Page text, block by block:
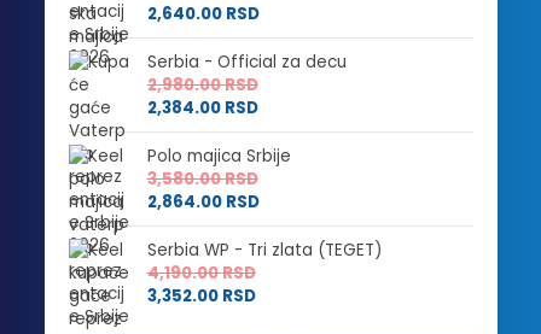
2,640.00 RSD
Serbia - Official za decu
2,980.00RSD
2,384.00 RSD
Polo majica Srbije
3,580.00RSD
2,864.00 RSD
Serbia WP - Tri zlata (TEGET)
4,190.00RSD
3,352.00 RSD